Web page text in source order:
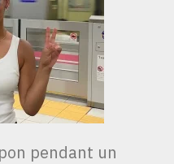
pendant un